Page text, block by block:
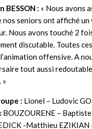
BESSON : « Nous avons
nos seniors ont affiché
Nous avons touché 2
discutable. Toutes
offensive. A
tout aussi
»
: Lionel – Ludovic
BOUZOURENE –
-Matthieu EZIKIAN